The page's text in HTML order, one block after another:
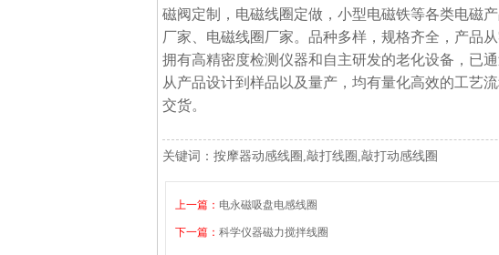
磁阀定制， 电磁线圈定做 ，小型电磁铁等各类电磁
厂家、 电磁线圈厂家。品种多样，规格齐全，产品
拥有高精密度检测仪器和自主研发的老化设备，已
从产品设计到样品以及量产，均有量化高效的工艺
交货。
关键词：按摩器动感线圈,敲打线圈,敲打动感线圈
上一篇： 电永磁吸盘电感线圈
下一篇： 科学仪器磁力搅拌线圈